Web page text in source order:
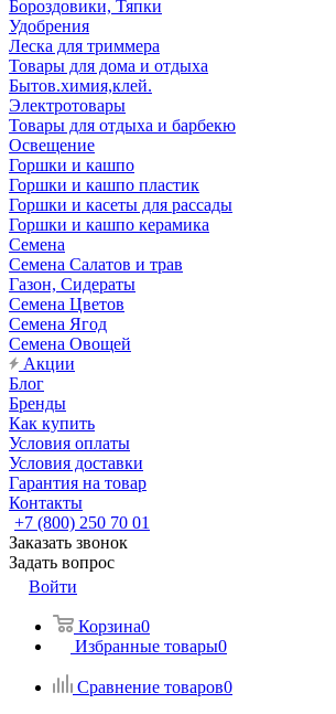
Бороздовики, Тяпки
Удобрения
Леска для триммера
Товары для дома и отдыха
Бытов.химия,клей.
Электротовары
Товары для отдыха и барбекю
Освещение
Горшки и кашпо
Горшки и кашпо пластик
Горшки и касеты для рассады
Горшки и кашпо керамика
Семена
Семена Салатов и трав
Газон, Сидераты
Семена Цветов
Семена Ягод
Семена Овощей
Акции
Блог
Бренды
Как купить
Условия оплаты
Условия доставки
Гарантия на товар
Контакты
+7 (800) 250 70 01
Заказать звонок
Задать вопрос
Войти
Корзина0
Избранные товары0
Сравнение товаров0